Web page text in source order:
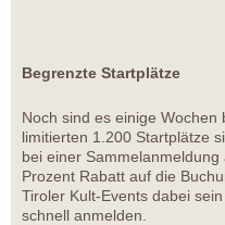
Begrenzte Startplätze
Noch sind es einige
limitierten 1.200 Startplätze
bei einer
Prozent Rabatt auf die
Tiroler Kult-Events dabei
schnell anmelden.